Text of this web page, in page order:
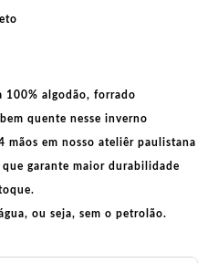
100% algodão, forrado
quente nesse inverno
mãos em nosso ateliêr paulistana
garante maior durabilidade
ou seja, sem o petrolão.